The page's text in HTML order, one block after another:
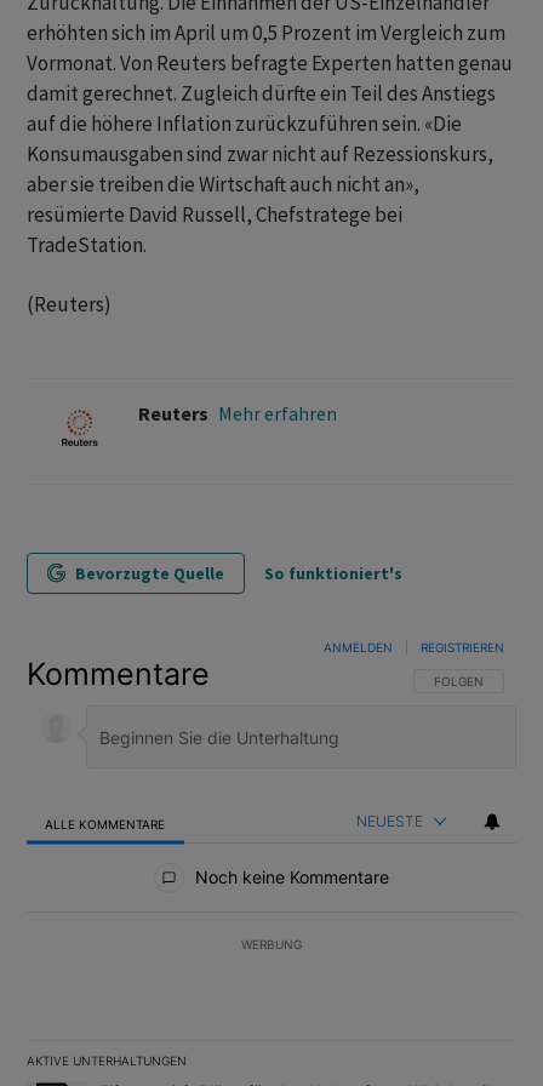
erhöhten ​sich im ​April um 0,5 Prozent ⁠im Vergleich zum
Vormonat. Von ​Reuters befragte Experten hatten ⁠genau
damit gerechnet. Zugleich dürfte ein Teil des ‌Anstiegs
auf die höhere Inflation zurückzuführen sein. «Die
Konsumausgaben sind zwar nicht auf Rezessionskurs,
aber ‌sie treiben die Wirtschaft auch nicht ​an»,
resümierte David Russell, Chefstratege bei
TradeStation.
(Reuters)
Reuters Mehr erfahren
Bevorzugte Quelle So funktioniert's
Kommentare FOLGE DIESER
FOLGEN
ANMELDEN REGISTRIEREN
ALLE KOMMENTARE NEUESTE
Noch keine Kommentare
WERBUNG
AKTIVE UNTERHALTUNGEN
Das Folgende ist eine Liste der am meisten kommentierten